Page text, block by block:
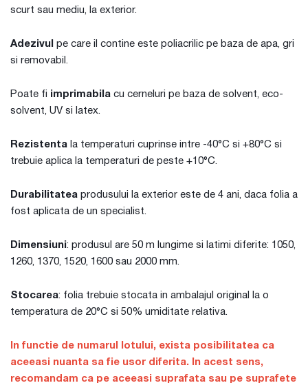
scurt sau mediu, la exterior.
Adezivul pe care il contine este poliacrilic pe baza de apa, gri
si removabil.
Poate fi imprimabila cu cerneluri pe baza de solvent, eco-
solvent, UV si latex.
Rezistenta la temperaturi cuprinse intre -40°C si +80°C si
trebuie aplica la temperaturi de peste +10°C.
Durabilitatea produsului la exterior este de 4 ani, daca folia a
fost aplicata de un specialist.
Dimensiuni: produsul are 50 m lungime si latimi diferite: 1050,
1260, 1370, 1520, 1600 sau 2000 mm.
Stocarea: folia trebuie stocata in ambalajul original la o
temperatura de 20°C si 50% umiditate relativa.
In functie de numarul lotului, exista posibilitatea ca
aceeasi nuanta sa fie usor diferita. In acest sens,
recomandam ca pe aceeasi suprafata sau pe suprafete